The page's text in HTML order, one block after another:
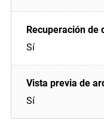
Sí
Sí